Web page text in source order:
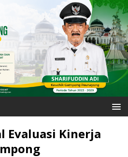
Evaluasi Kinerja